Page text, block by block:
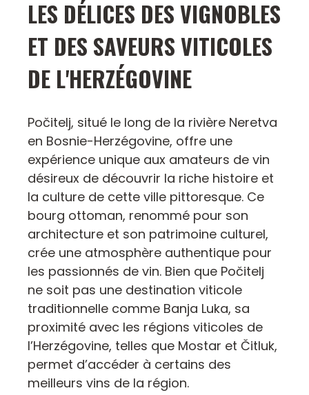
LES DÉLICES DES VIGNOBLES
ET DES SAVEURS VITICOLES
DE L'HERZÉGOVINE
Počitelj, situé le long de la rivière Neretva
en Bosnie-Herzégovine, offre une
expérience unique aux amateurs de vin
désireux de découvrir la riche histoire et
la culture de cette ville pittoresque. Ce
bourg ottoman, renommé pour son
architecture et son patrimoine culturel,
crée une atmosphère authentique pour
les passionnés de vin. Bien que Počitelj
ne soit pas une destination viticole
traditionnelle comme Banja Luka, sa
proximité avec les régions viticoles de
l’Herzégovine, telles que Mostar et Čitluk,
permet d’accéder à certains des
meilleurs vins de la région.